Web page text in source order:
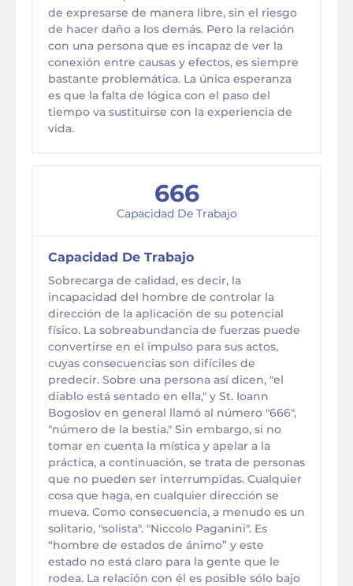
de expresarse de manera libre, sin el riesgo
de hacer daño a los demás. Pero la relación
con una persona que es incapaz de ver la
conexión entre causas y efectos, es siempre
bastante problemática. La única esperanza
es que la falta de lógica con el paso del
tiempo va sustituirse con la experiencia de
vida.
666
Capacidad De Trabajo
Capacidad De Trabajo
Sobrecarga de calidad, es decir, la
incapacidad del hombre de controlar la
dirección de la aplicación de su potencial
físico. La sobreabundancia de fuerzas puede
convertirse en el impulso para sus actos,
cuyas consecuencias son difíciles de
predecir. Sobre una persona así dicen, "el
diablo está sentado en ella," y St. Ioann
Bogoslov en general llamó al número "666",
"número de la bestia." Sin embargo, si no
tomar en cuenta la mística y apelar a la
práctica, a continuación, se trata de personas
que no pueden ser interrumpidas. Cualquier
cosa que haga, en cualquier dirección se
mueva. Como consecuencia, a menudo es un
solitario, "solista". "Niccolo Paganini". Es
“hombre de estados de ánimo” y este
estado no está claro para la gente que le
rodea. La relación con él es posible sólo bajo